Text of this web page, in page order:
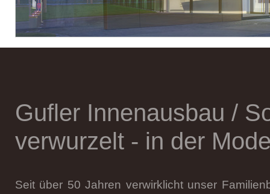
Gufler Innenausbau /
verwurzelt - in der
Seit über 50 Jahren verwirklicht unser